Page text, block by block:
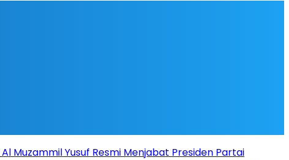
Muzammil Yusuf Resmi Menjabat Presiden Partai